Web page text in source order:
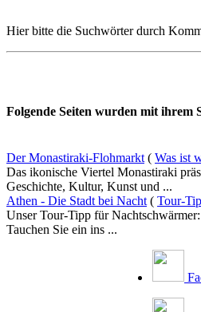
Hier bitte die Suchwörter durch
Folgende Seiten wurden mit ihrem
Der Monastiraki-Flohmarkt ( Was ist
Das ikonische Viertel Monastiraki
Geschichte, Kultur, Kunst und ...
Athen - Die Stadt bei Nacht ( Tour-
Unser Tour-Tipp für
Tauchen Sie ein ins ...